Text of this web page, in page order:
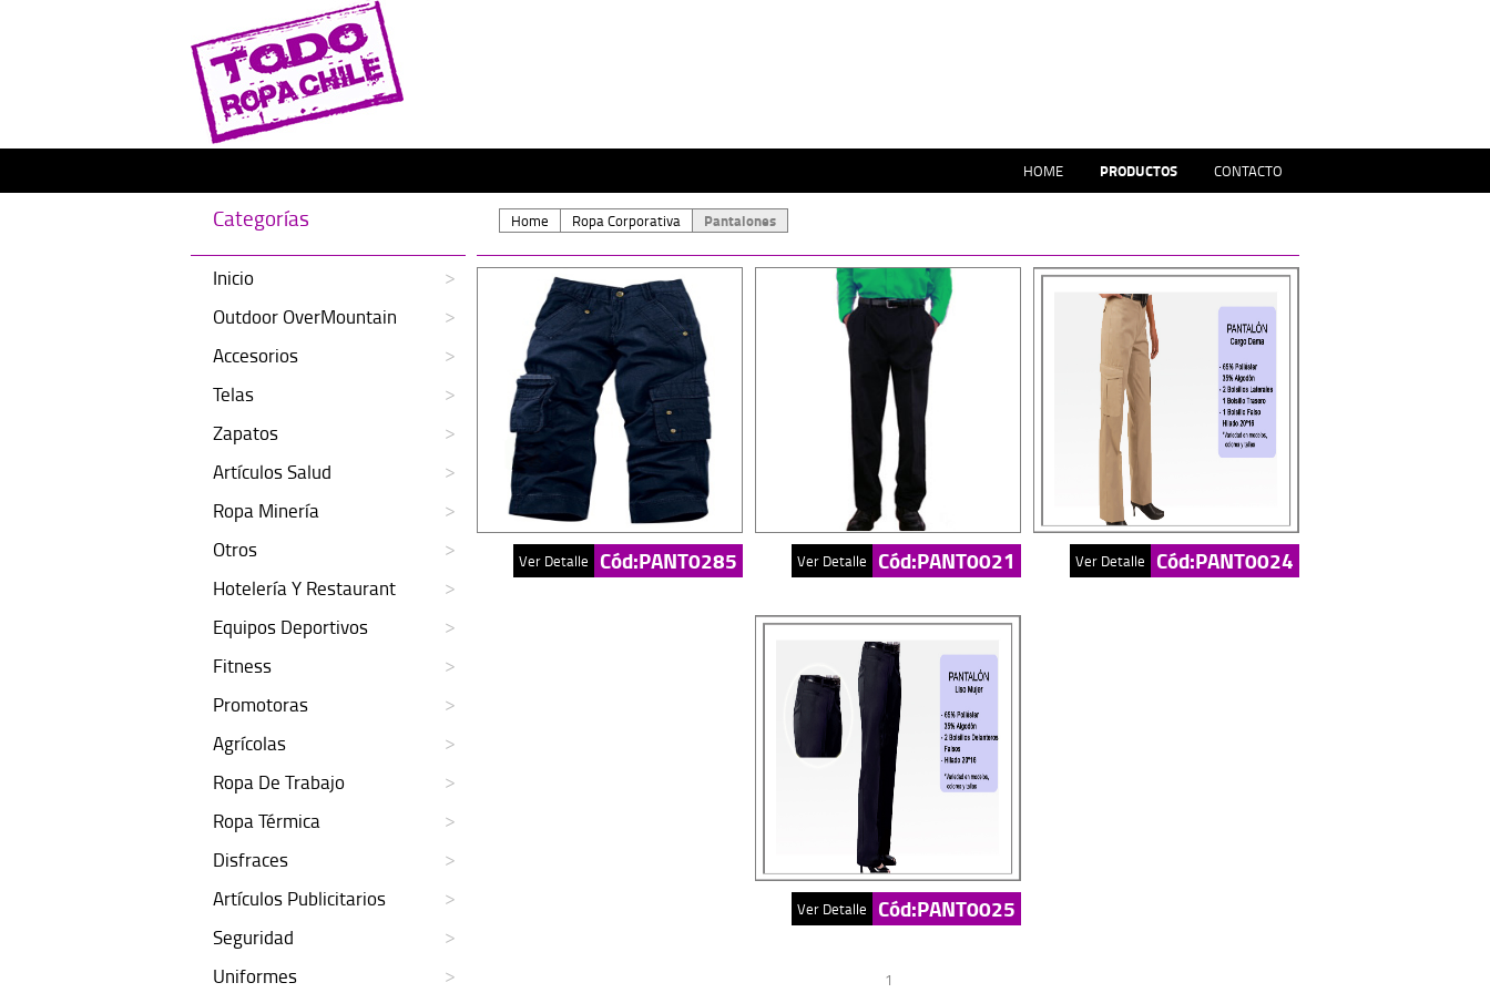
HOME PRODUCTOS CONTACTO
Categorías
Inicio
Outdoor OverMountain
Accesorios
Telas
Zapatos
Artículos Salud
Ropa Minería
Otros
Hotelería Y Restaurant
Equipos Deportivos
Fitness
Promotoras
Agrícolas
Ropa De Trabajo
Ropa Térmica
Disfraces
Artículos Publicitarios
Seguridad
Uniformes
Home Ropa Corporativa Pantalones
Ver Detalle Cód:PANT0285 Ver Detalle Cód:PANT0021 Ver Detalle Cód:PANT0024
Ver Detalle Cód:PANT0025
1